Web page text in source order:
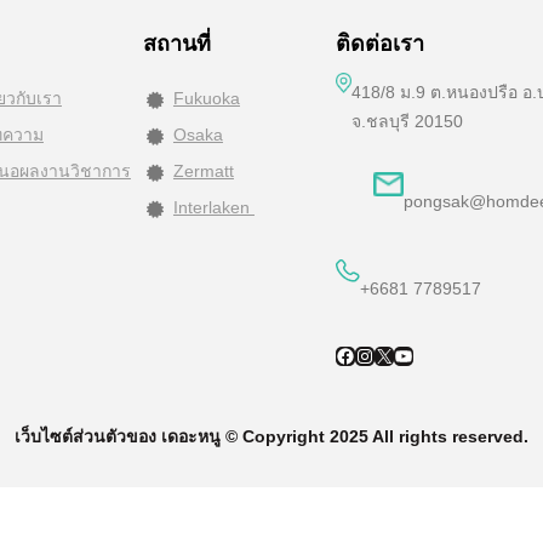
วกับเรา
วาม
อผลงานวิชาการ
สถานที่
Fukuoka
Osaka
Zermatt
Interlaken
ติดต่อเรา
418/8 ม.9 ต.หนองปรือ อ.
จ.ชลบุรี 20150
+6681 7789517
Facebook InstagramX YouTube
เว็บไซต์ส่วนตัวของ เดอะหนู © Copyright 2025 All rights reserved.